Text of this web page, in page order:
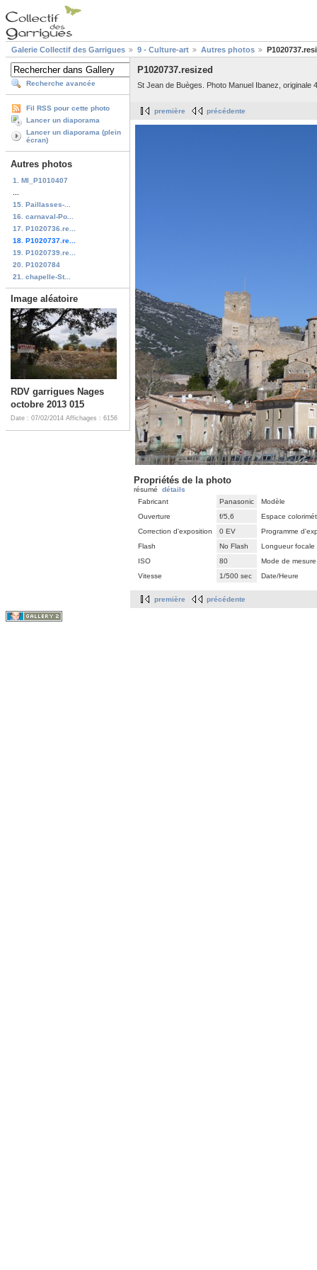
Galerie Collectif des Garrigues 9 - Culture-art Autres photos
Recherche avancée
Fil RSS pour cette photo
Lancer un diaporama
Lancer un diaporama (plein
écran)
Autres photos
1. MI_P1010407
15. Paillasses-...
16. carnaval-Po...
17. P1020736.re...
18. P1020737.re...
19. P1020739.re...
20. P1020784
21. chapelle-St...
Image aléatoire
RDV garrigues Nages
octobre 2013 015
Date : 07/02/2014 Affichages : 6156
P1020737.resized
St Jean de Buèges. Photo Manuel Ibanez, originale
première précédente
Propriétés de la photo
résumé détails
Fabricant
Panasonic
Modèle
Ouverture
f/5,6
Espace
Correction d'exposition
0 EV
Programme
Flash
No Flash
Longueur focale
ISO
80
Mode de mesure
Vitesse
1/500 sec Date/Heure
première précédente